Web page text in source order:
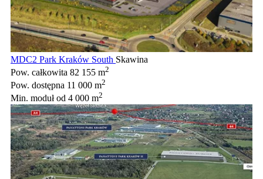
MDC2 Park Kraków South Skawina
Pow. całkowita 82 155 m2
Pow. dostępna 11 000 m2
Min. modułod 4 000 m2